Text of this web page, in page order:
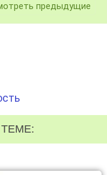
предыдущие